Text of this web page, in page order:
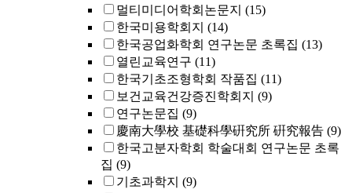
멀티미디어학회논문지 (15)
한국미용학회지 (14)
한국공업화학회 연구논문 초록집 (13)
열린교육연구 (11)
한국기초조형학회 작품집 (11)
보건교육건강증진학회지 (9)
연구논문집 (9)
慶南大學校 基礎科學硏究所 硏究報告 (9)
한국고분자학회 학술대회 연구논문 초록
집 (9)
기초과학지 (9)